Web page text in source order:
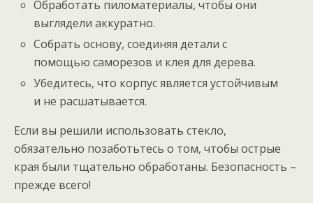
Обработать пиломатериалы, чтобы они
выглядели аккуратно.
Собрать основу, соединяя детали с
помощью саморезов и клея для дерева.
Убедитесь, что корпус является устойчивым
и не расшатывается.
Если вы решили использовать стекло,
обязательно позаботьтесь о том, чтобы острые
края были тщательно обработаны. Безопасность –
прежде всего!